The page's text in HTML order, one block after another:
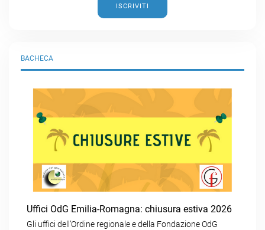
BACHECA
Uffici OdG Emilia-Romagna: chiusura estiva 2026
Gli uffici dell’Ordine regionale e della Fondazione OdG
ISCRIVITI